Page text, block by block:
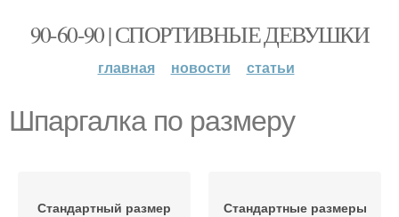
90-60-90 | СПОРТИВНЫЕ ДЕВУШКИ
главная новости статьи
Шпаргалка по размеру
Стандартный размер Стандартные размеры